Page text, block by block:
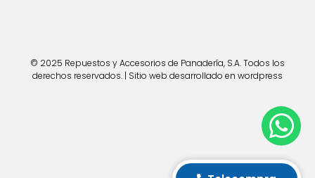
© 2025 Repuestos y Accesorios de Panadería, S.A. Todos los
derechos reservados. | Sitio web desarrollado en wordpress